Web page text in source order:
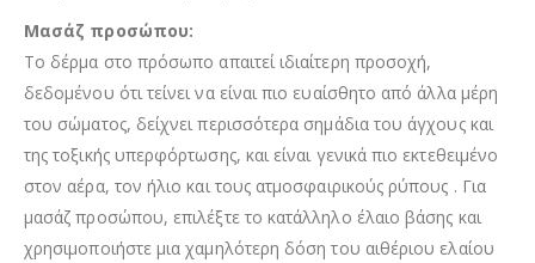
Μασάζ προσώπου:
Το δέρμα στο πρόσωπο απαιτεί ιδιαίτερη προσοχή,
δεδομένου ότι τείνει να είναι πιο ευαίσθητο από άλλα μέρη
του σώματος, δείχνει περισσότερα σημάδια του άγχους και
της τοξικής υπερφόρτωσης, και είναι γενικά πιο εκτεθειμένο
στον αέρα, τον ήλιο και τους ατμοσφαιρικούς ρύπους . Για
μασάζ προσώπου, επιλέξτε το κατάλληλο έλαιο βάσης και
χρησιμοποιήστε μια χαμηλότερη δόση του αιθέριου ελαίου